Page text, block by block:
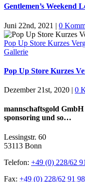
Gentlemen’s Weekend
Juni 22nd, 2021 | 0
Pop Up Store Kurzes
Gallerie
Pop Up Store Kurzes
Dezember 21st, 2020 | 0
mannschaftsgold
sponsoring und so…
Lessingstr. 60
53113 Bonn
Telefon: +49 (0) 228/62
Fax: +49 (0) 228/62 91